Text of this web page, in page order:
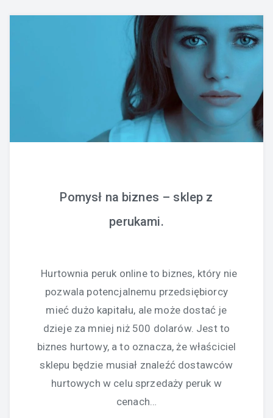
Pomysł na biznes – sklep z
perukami.
Hurtownia peruk online to biznes, który nie
pozwala potencjalnemu przedsiębiorcy
mieć dużo kapitału, ale może dostać je
dzieje za mniej niż 500 dolarów. Jest to
biznes hurtowy, a to oznacza, że właściciel
sklepu będzie musiał znaleźć dostawców
hurtowych w celu sprzedaży peruk w
cenach…